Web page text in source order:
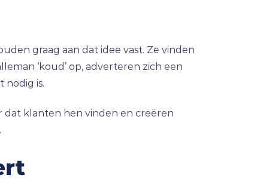
graag aan dat idee vast. Ze vinden
‘koud’ op, adverteren zich een
nodig is.
dat klanten hen vinden en creëren